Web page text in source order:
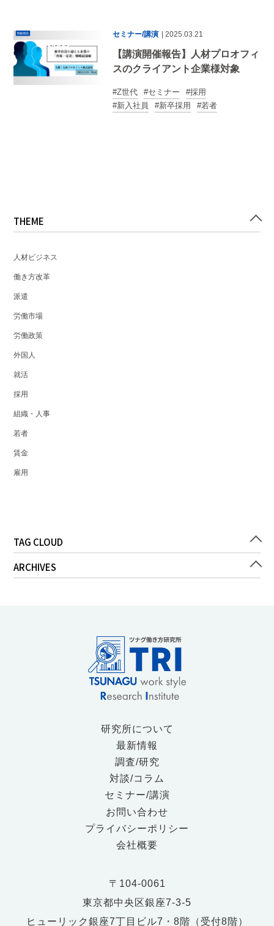
セミナー/講演 | 2025.03.21
【講演開催報告】人材プロオフィ
スのクライアント企業様対象
Z世代 セミナー
採用
新入社員
新卒採用 若者
THEME
人材ビジネス
働き方改革
派遣
労働市場
労働政策
外国人
就活
採用
組織・人事
若者
賃金
雇用
TAG CLOUD
ARCHIVES
研究所について
最新情報
調査/研究
対談/コラム
セミナー/講演
お問い合わせ
プライバシーポリシー
会社概要
〒104-0061
東京都中央区銀座7-3-5
ヒューリック銀座7丁目ビル7・8階（受付8階）